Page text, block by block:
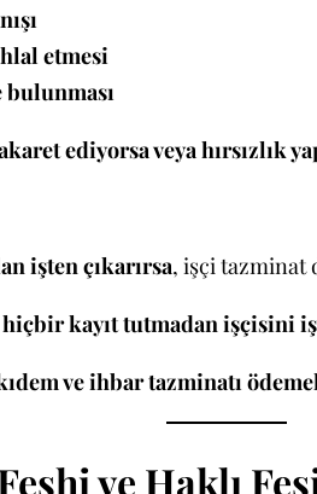
etmesi
ediyorsa veya hırsızlık
işten çıkarırsa, işçi tazminat
kayıt tutmadan işçisini
ve ihbar tazminatı
ve Haklı